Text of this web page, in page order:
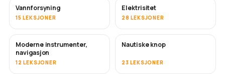
Vannforsyning
15 LEKSJONER
Elektrisitet
28 LEKSJONER
Moderne instrumenter,
navigasjon
12 LEKSJONER
Nautiske knop
23 LEKSJONER